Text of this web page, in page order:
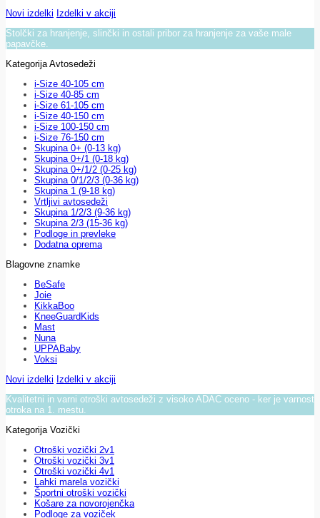
Novi izdelki Izdelki v akciji
Stolčki za hranjenje, slinčki in ostali pribor za hranjenje za vaše male
papavčke.
Kategorija Avtosedeži
i-Size 40-105 cm
i-Size 40-85 cm
i-Size 61-105 cm
i-Size 40-150 cm
i-Size 100-150 cm
i-Size 76-150 cm
Skupina 0+ (0-13 kg)
Skupina 0+/1 (0-18 kg)
Skupina 0+/1/2 (0-25 kg)
Skupina 0/1/2/3 (0-36 kg)
Skupina 1 (9-18 kg)
Vrtljivi avtosedeži
Skupina 1/2/3 (9-36 kg)
Skupina 2/3 (15-36 kg)
Podloge in prevleke
Dodatna oprema
Blagovne znamke
BeSafe
Joie
KikkaBoo
KneeGuardKids
Mast
Nuna
UPPABaby
Voksi
Novi izdelki Izdelki v akciji
Kvalitetni in varni otroški avtosedeži z visoko ADAC oceno - ker je varnost
otroka na 1. mestu.
Kategorija Vozički
Otroški vozički 2v1
Otroški vozički 3v1
Otroški vozički 4v1
Lahki marela vozički
Športni otroški vozički
Košare za novorojenčka
Podloge za voziček